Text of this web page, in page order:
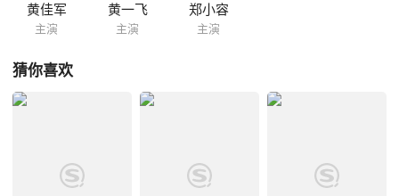
黄佳军
主演
黄一飞
主演
郑小容
主演
猜你喜欢